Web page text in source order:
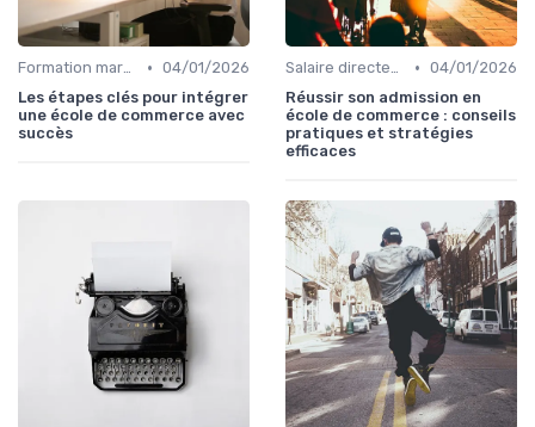
Formation marketing & upskilling • 04/01/2026
Les étapes clés pour intégrer
une école de commerce avec
succès
Salaire directeur marketing & rémunération • 04/01/2026
Réussir son admission en
école de commerce : conseils
pratiques et stratégies
efficaces